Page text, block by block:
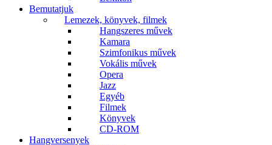
Bemutatjuk
Lemezek, könyvek, filmek
Hangszeres művek
Kamara
Szimfonikus művek
Vokális művek
Opera
Jazz
Egyéb
Filmek
Könyvek
CD-ROM
Hangversenyek